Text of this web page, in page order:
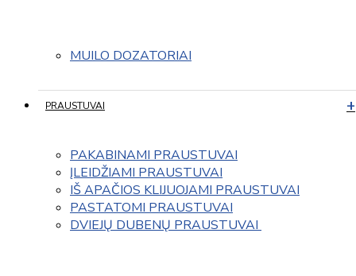
MUILO DOZATORIAI
PRAUSTUVAI
PAKABINAMI PRAUSTUVAI
ĮLEIDŽIAMI PRAUSTUVAI
IŠ APAČIOS KLIJUOJAMI PRAUSTUVAI
PASTATOMI PRAUSTUVAI
DVIEJŲ DUBENŲ PRAUSTUVAI